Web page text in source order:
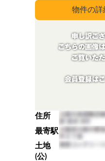
住所
最寄駅
土地
(公)